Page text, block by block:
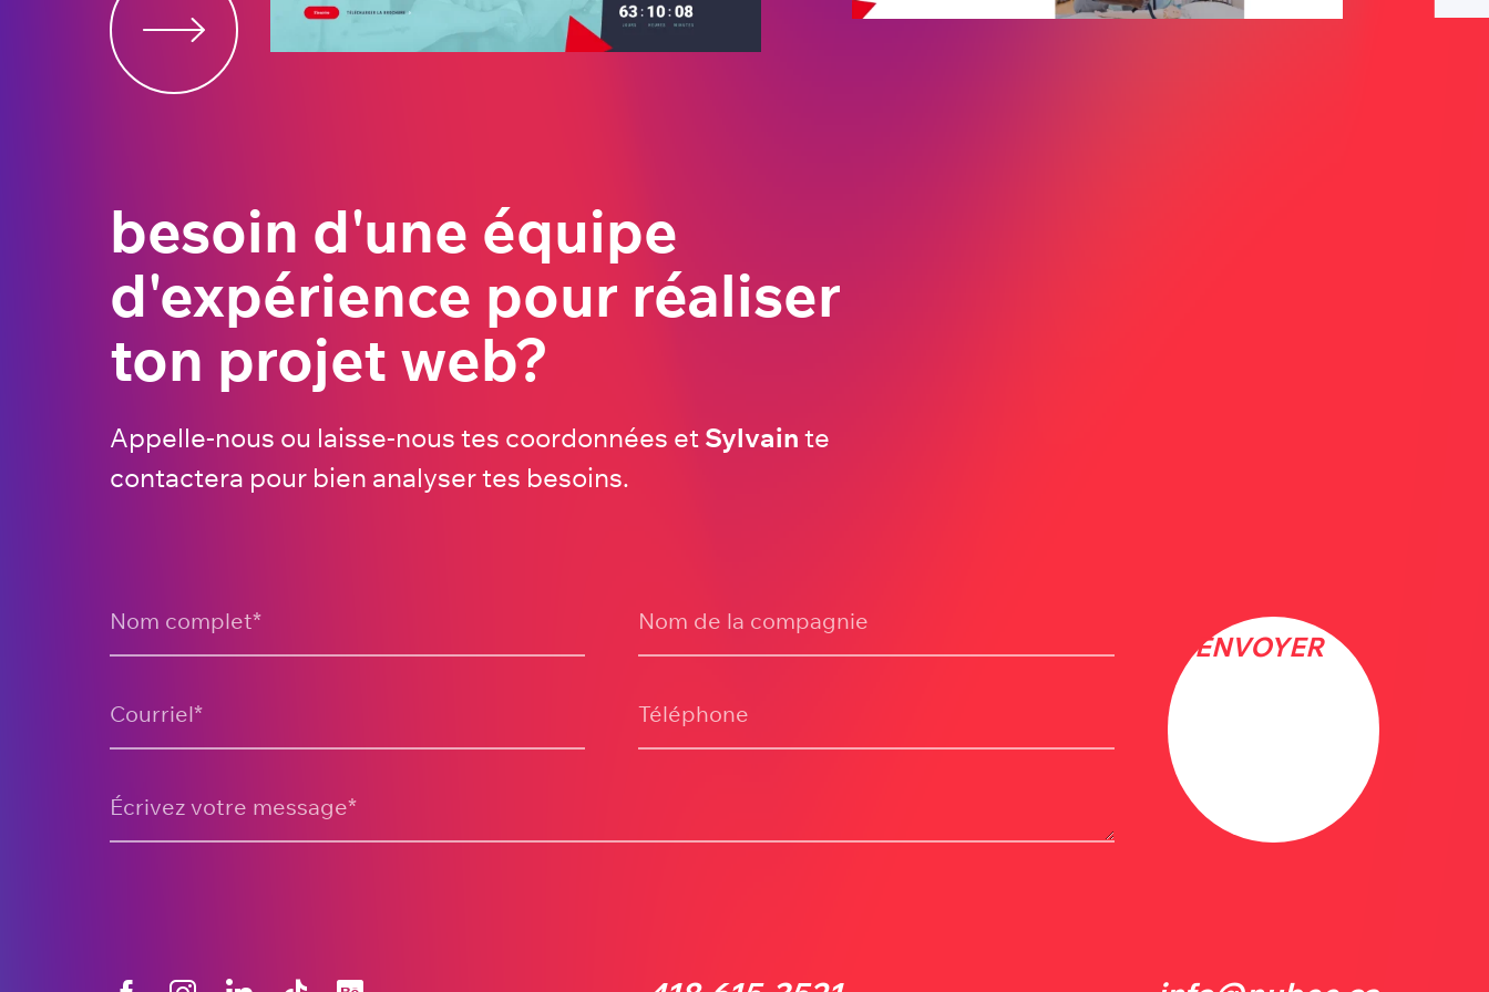
besoin d'une équipe
d'expérience pour réaliser
ton projet web?
Appelle-nous ou laisse-nous tes coordonnées et Sylvain te
contactera pour bien analyser tes besoins.
Nom complet* Nom de la compagnie
Courriel* Téléphone
Écrivez votre message*
ENVOYER